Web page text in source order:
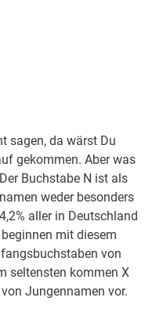
sagen, da wärst Du
gekommen. Aber was
Buchstabe N ist als
weder besonders
aller in Deutschland
mit diesem
von
seltensten kommen X
Jungennamen vor.